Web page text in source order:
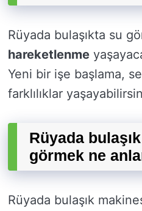
Rüyada bulaşıkta su
hareketlenme
Yeni bir işe başlama,
farklılıklar
Rüyada
görmek ne
Rüyada bulaşık